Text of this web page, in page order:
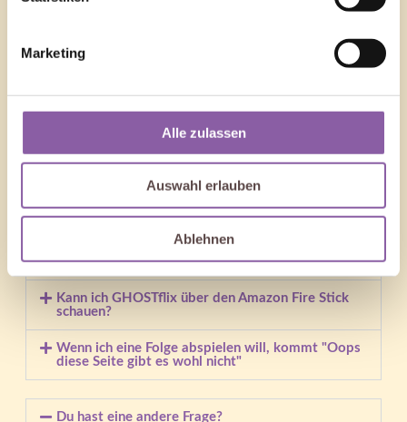
Marketing
Alle zulassen
Auswahl erlauben
Ablehnen
Handy-App nicht angenommen?
Verlängert sich mein Abo automatisch?
Sind noch weitere TV Apps geplant?
Email Adresse bereits registriert ist?
Kann ich GHOSTflix über den Magenta Stick /
Magenta One schauen?
Kann ich GHOSTflix über den Amazon Fire Stick
schauen?
Wenn ich eine Folge abspielen will, kommt "Oops
diese Seite gibt es wohl nicht"
Du hast eine andere Frage?